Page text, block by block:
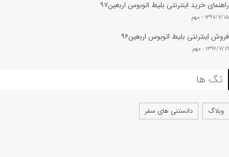
راهنمای خرید اینترنتی بلیط اتوبوس اربعین۹۷
۱۳۹۷/۷/۱۵ - مهم
فروش اینترنتی بلیط اتوبوس اربعین۹۶
۱۳۹۶/۷/۱۹ - مهم
تگ ها
وبلاگ دانستنی های سفر